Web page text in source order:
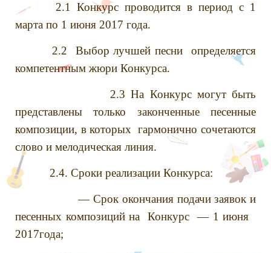
2.1 Конкурс проводится в период с 1
марта по 1 июня 2017 года.
2.2 Выбор лучшей песни определяется
компетентным жюри Конкурса.
2.3 На Конкурс могут быть
представлены только законченные песенные
композиции, в которых гармонично сочетаются
слово и мелодическая линия.
2.4. Сроки реализации Конкурса:
— Срок окончания подачи заявок и
песенных композиций на Конкурс — 1 июня
2017года;